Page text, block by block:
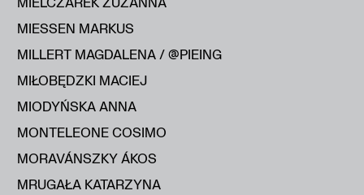
MIESSEN MARKUS
MILLERT MAGDALENA / @PIEING
MIŁOBĘDZKI MACIEJ
MIODYŃSKA ANNA
MONTELEONE COSIMO
MORAVÁNSZKY ÁKOS
MRUGAŁA KATARZYNA